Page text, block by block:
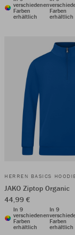
verschiedenen
Farben
erhältlich
Farben
erhältlich
HERREN BASICS
JAKO Ziptop Organic
44,99 €
In 9
verschiedenen
Farben
erhältlich
In 9
Farben
erhältlich